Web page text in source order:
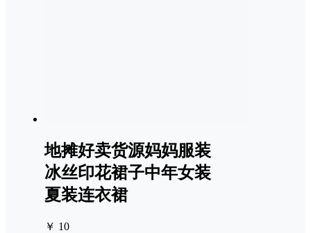
地摊好卖货源妈妈服装
冰丝印花裙子中年女装
夏装连衣裙
￥ 10